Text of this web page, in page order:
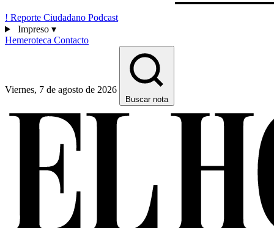
! Reporte Ciudadano Podcast
Impreso ▾
Hemeroteca Contacto
Viernes, 7 de agosto de 2026
Buscar nota